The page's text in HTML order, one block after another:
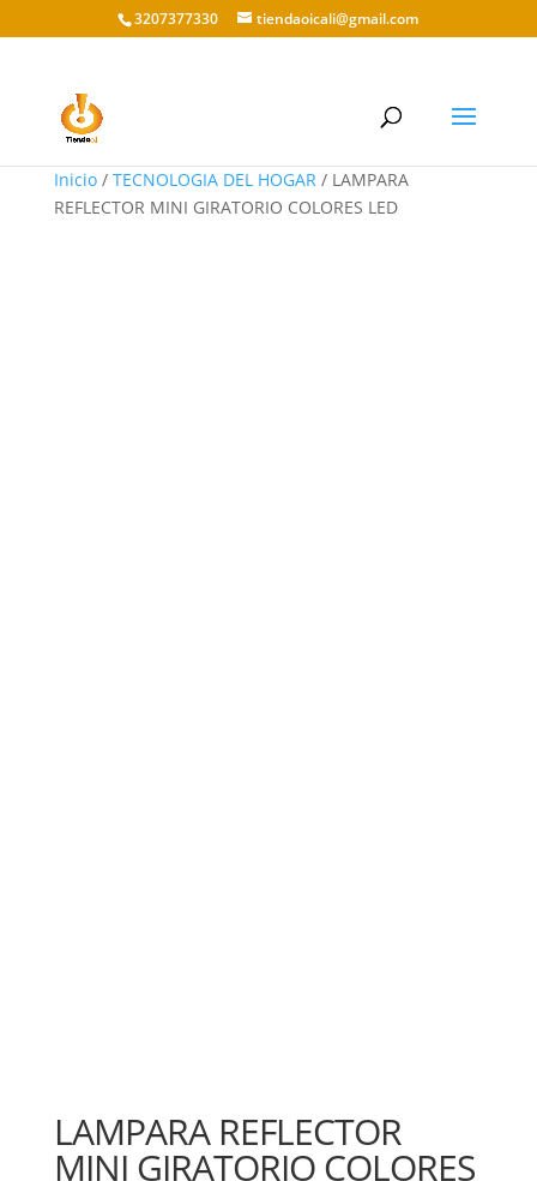
3207377330 tiendaoicali@gmail.com
Inicio/ TECNOLOGIA DEL HOGAR/ LAMPARA
REFLECTOR MINI GIRATORIO COLORES LED
LAMPARA REFLECTOR
MINI GIRATORIO COLORES